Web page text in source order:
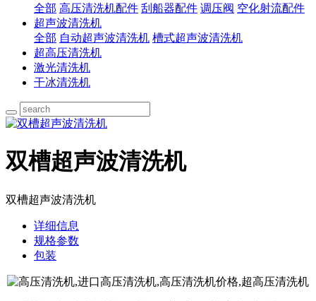
全部 高压清洗机配件 刮船器配件 调压阀 空化射流配件
超声波清洗机
全部 自动超声波清洗机 槽式超声波清洗机
超高压清洗机
激光清洗机
干冰清洗机
双槽超声波清洗机
双槽超声波清洗机
详细信息
规格参数
包装